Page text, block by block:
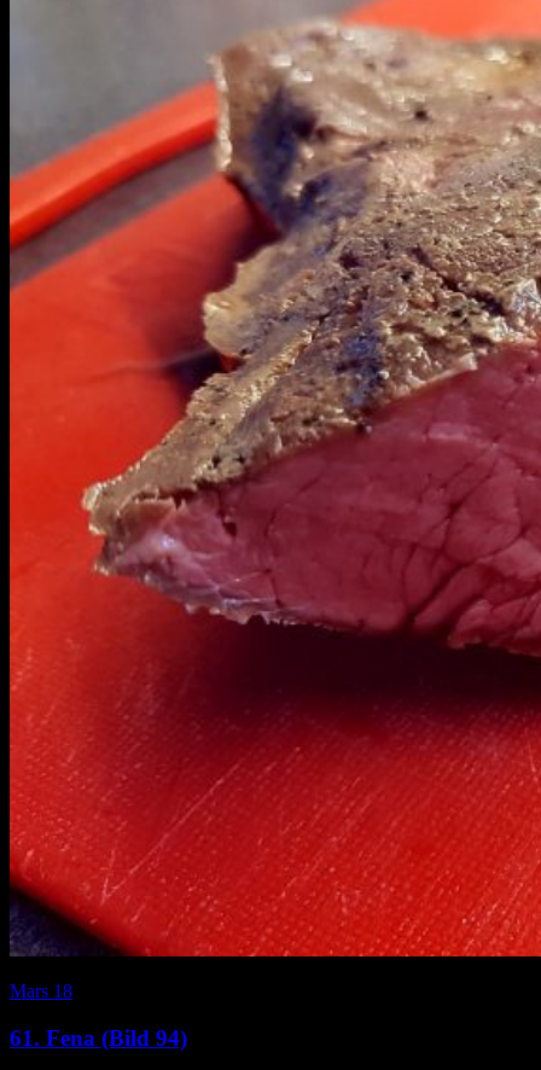
Mars 18
61. Fena (Bild 94)